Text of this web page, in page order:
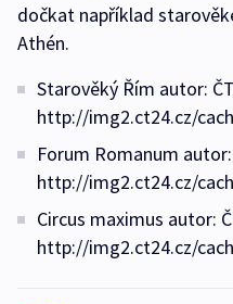
dočkat například
Athén.
Starověký Řím autor:
http://img2.ct24.cz/
Forum Romanum
http://img2.ct24.cz/
Circus maximus autor:
http://img2.ct24.cz/